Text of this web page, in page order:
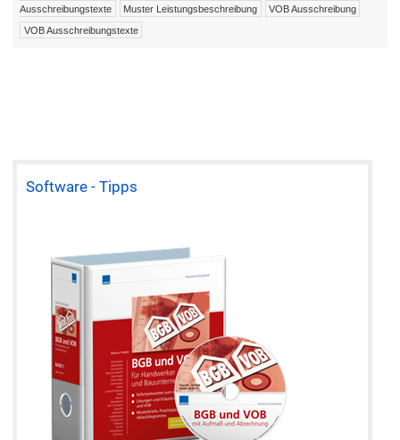
Ausschreibungstexte
Muster Leistungsbeschreibung
VOB Ausschreibung
VOB Ausschreibungstexte
Software - Tipps